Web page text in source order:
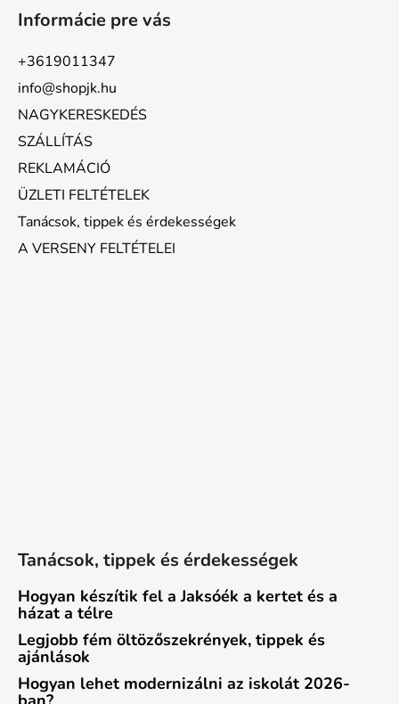
Informácie pre vás
+3619011347
info@shopjk.hu
NAGYKERESKEDÉS
SZÁLLÍTÁS
REKLAMÁCIÓ
ÜZLETI FELTÉTELEK
Tanácsok, tippek és érdekességek
A VERSENY FELTÉTELEI
Tanácsok, tippek és érdekességek
Hogyan készítik fel a Jaksóék a kertet és a
házat a télre
Legjobb fém öltözőszekrények, tippek és
ajánlások
Hogyan lehet modernizálni az iskolát 2026-